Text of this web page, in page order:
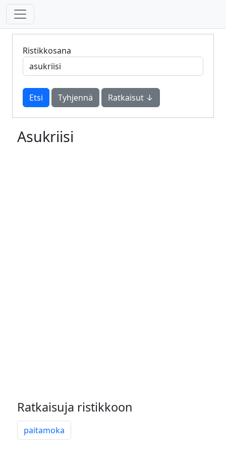
Ristikkosana
Tyhjennä Ratkaisut ↓
Asukriisi
Ratkaisuja ristikkoon
paitamoka